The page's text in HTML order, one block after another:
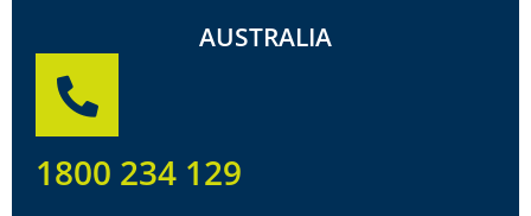
AUSTRALIA
1800 234 129